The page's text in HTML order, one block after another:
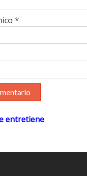
*
entretiene